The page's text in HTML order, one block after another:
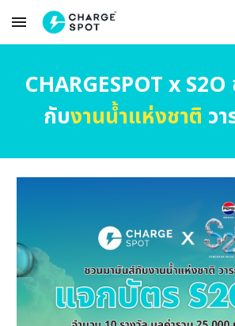
Skip to main content
CHARGESPOT x
กับงานน้ำแห่งชาติ ว